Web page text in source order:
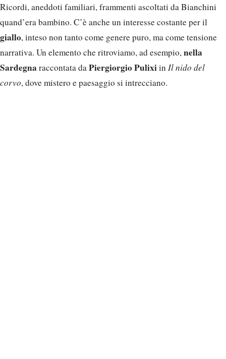
Ricordi, aneddoti familiari, frammenti ascoltati da Bianchini
quand’era bambino. C’è anche un interesse costante per il
giallo, inteso non tanto come genere puro, ma come tensione
narrativa. Un elemento che ritroviamo, ad esempio, nella
Sardegna raccontata da Piergiorgio Pulixiin Il nido del
corvo, dove mistero e paesaggio si intrecciano.